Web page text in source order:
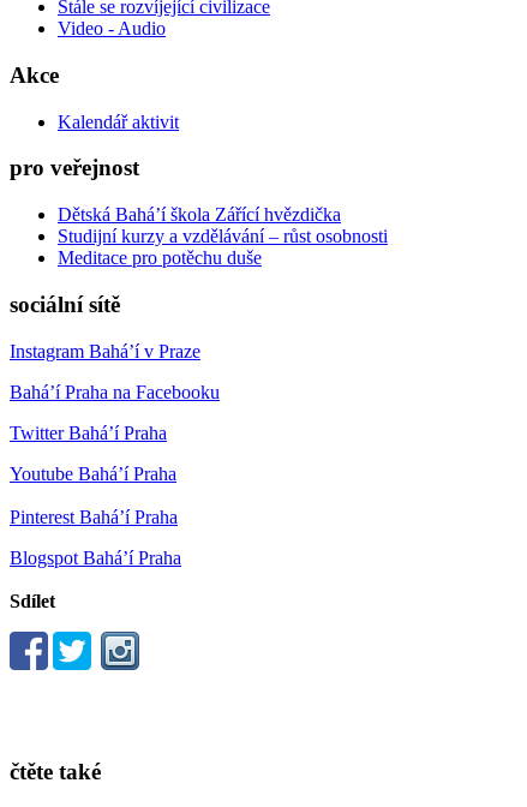
Stále se rozvíjející civilizace
Video - Audio
Akce
Kalendář aktivit
pro veřejnost
Dětská Bahá’í škola Zářící hvězdička
Studijní kurzy a vzdělávání – růst osobnosti
Meditace pro potěchu duše
sociální sítě
Instagram Bahá’í v Praze
Bahá’í Praha na Facebooku
Twitter Bahá’í Praha
Youtube Bahá’í Praha
Pinterest Bahá’í Praha
Blogspot Bahá’í Praha
Sdílet
čtěte také